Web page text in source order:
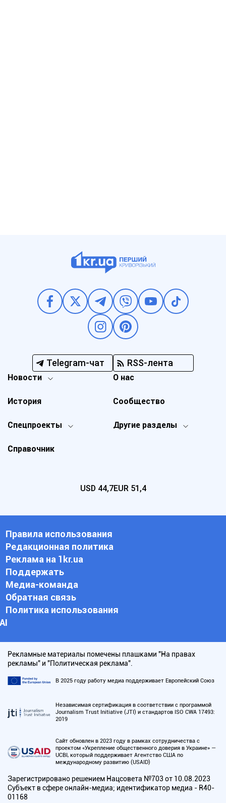
Telegram-чат RSS-лента
Новости
Спецпроекты Другие разделы
История
О нас
Справочник
Сообщество
USD 44,7EUR 51,4
Правила использования
Редакционная политика
Реклама на 1kr.ua
Поддержать
Медиа-команда
Обратная связь
Политика использования
АI
Рекламные материалы помечены плашками "На правах
рекламы" и "Политическая реклама".
В 2025 году работу медиа поддерживает Европейский Союз
Независимая сертификация в соответствии с программой
Journalism Trust Initiative (JTI) и стандартов ISO CWA 17493:
2019
Сайт обновлен в 2023 году в рамках сотрудничества с
проектом «Укрепление общественного доверия в Украине» —
UCBI, который поддерживает Агентство США по
международному развитию (USAID)
Зарегистрировано решением Нацсовета №703 от 10.08.2023
Субъект в сфере онлайн-медиа; идентификатор медиа - R40-
01168